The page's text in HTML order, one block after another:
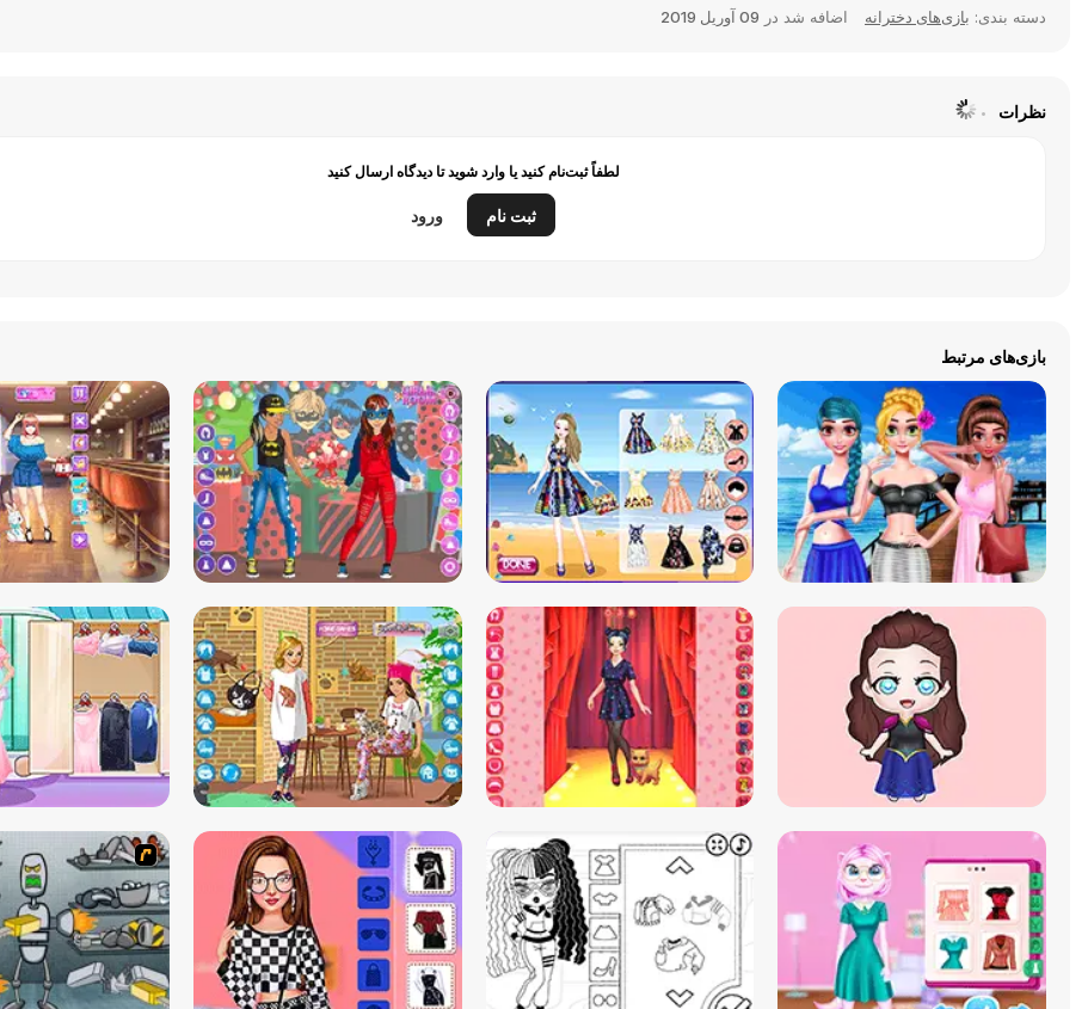
دسته بندی: بازی‌های دخترانه اضافه شد در 09 آوریل 2019
نظرات
لطفاً ثبت‌نام کنید یا وارد شوید تا دیدگاه ارسال کنید
ثبت نام ورود
بازی‌های مرتبط